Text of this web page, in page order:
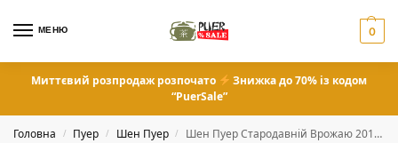
МЕНЮ 0
Миттєвий розпродаж розпочато
Знижка до 70% із кодом
“PuerSale”
Головна / Пуер / Шен Пуер / Шен Пуер Стародавній Врожаю 2017 року 357 грам